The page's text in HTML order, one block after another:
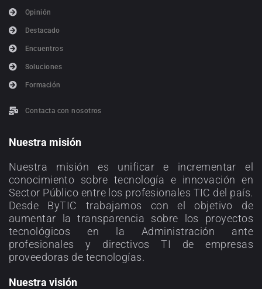
Opinión
Destacado
Encuentros
Soluciones
Formación
Contacta con nosotros
Nuestra misión
Nuestra misión es unificar e incrementar el
conocimiento sobre tecnología e innovación en
Sector Público entre los profesionales TIC del país.
Desde ByTIC trabajamos con el objetivo de
aumentar la transparencia sobre los proyectos
tecnológicos en la Administración ante
profesionales y directivos TI de empresas
proveedoras de tecnologías.
Nuestra visión